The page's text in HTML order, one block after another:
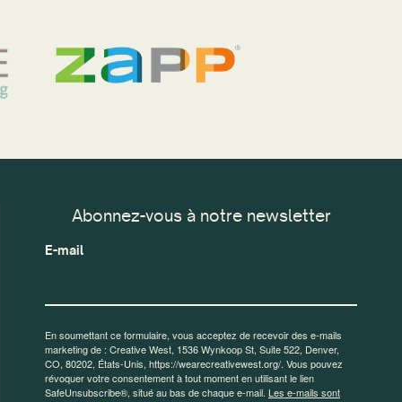
Abonnez-vous à notre newsletter
E-mail
En soumettant ce formulaire, vous acceptez de recevoir des e-mails
marketing de : Creative West, 1536 Wynkoop St, Suite 522, Denver,
CO, 80202, États-Unis, https://wearecreativewest.org/. Vous pouvez
révoquer votre consentement à tout moment en utilisant le lien
SafeUnsubscribe®, situé au bas de chaque e-mail. Les e-mails sont